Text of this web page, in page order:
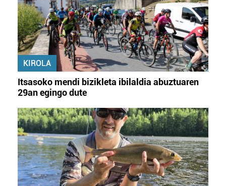
KIROLA
Itsasoko mendi bizikleta ibilaldia abuztuaren
29an egingo dute